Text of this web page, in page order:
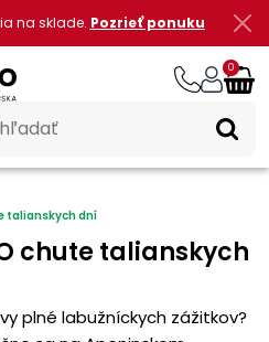
na sklade. Pozrieť ponuku
0
talianskych dní
chute talianskych
plné labužníckych zážitkov?